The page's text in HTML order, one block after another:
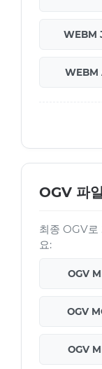
WEBM
WEBM
OGV 파
최종 OGV로
요:
OGV
OGV
OGV